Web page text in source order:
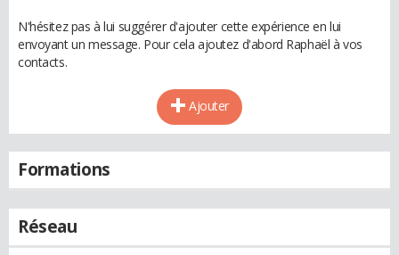
N'hésitez pas à lui suggérer d'ajouter cette expérience en lui
envoyant un message. Pour cela ajoutez d'abord Raphaël à vos
contacts.
Ajouter
Formations
Réseau